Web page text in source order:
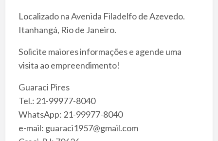
Localizado na Avenida Filadelfo de Azevedo.
Itanhangá, Rio de Janeiro.
Solicite maiores informações e agende uma
visita ao empreendimento!
Guaraci Pires
Tel.: 21-99977-8040
WhatsApp: 21-99977-8040
e-mail: guaraci1957@gmail.com